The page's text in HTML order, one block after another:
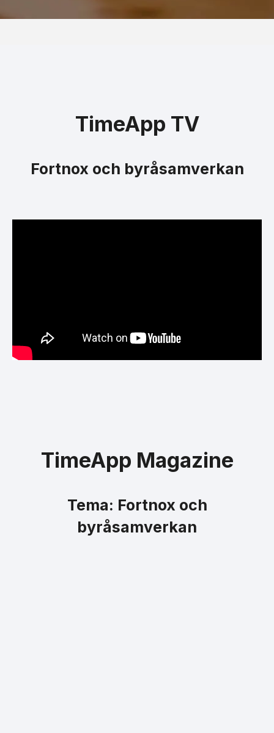
TimeApp TV
Fortnox och byråsamverkan
TimeApp Magazine
Tema: Fortnox och
byråsamverkan